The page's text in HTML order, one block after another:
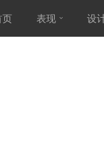
页 表现 设